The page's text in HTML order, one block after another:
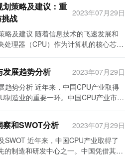
业。例如，致友科技是一家专注于人力
通过云服务的模式，为企业提供了更加
方案。同时，致友科技还充分发挥了
业提供了更全面、精准的人力资源分析
长。 总的来说，中国HR
发展布局案例研究表明，互联网和新技
因素之一。这些企业利用云计算、大
和改进，为企业提供了更加智能、高效
作关系，不断提升产品的竞争力和知名
HR管理软件产业链代表性企业取得了
一定的领先地位。未来，随着中国企
加，这些企业有望继续发挥重要作
度
先是市场需求的分析。随着人力资源管
对于高效的人力资源管理软件的需求不
的加剧，企业也需要通过HR管理软件
度，以促进企业的可持续发展。因此，
链主要由大型企业和中小企业共同组
差异化竞争来获得竞争优势。另外，
管理软件的创新和发展提供了新的机
管理软件产业链的发展提供了良好的
护等。这些政策的实施将进一步推动
管理软件提供商在市场上占有一席之
的经验和客户资源，拥有稳定的客户
能较为全面，能够满足客户的基本需
软件初创企业正在不断涌现。这些企
提供商仍然占据主导地位，但新兴企
企业通过不断推出创新功能和解决方
们通常采用云端技术，提供软件即服
源和技术，进一步推动HR管理软件行
对较低，导致市场上存在大量的同质
提供独特的价值和差异化的产品成为了
策略及建议：重
战
2023年07月29日
术的飞速发展和
处理器（CPU）作为计算机的核心芯
产业的竞争力，我认为我们应该采取
力，只有通过大规模的投入，才能推
的税收优惠政策，吸引更多资金和人才
保障。我国CPU产业应依托高校和科
展趋势分析
2023年07月29日
国CPU产业取得
制造业的重要一环。中国CPU产业市场
之一。政府采取了一系列措施，包括出
、建设CPU研发中心等，以促进中国
将为中国CPU企业提供更好的发展环
和SWOT分析
2023年07月29日
产业取得了
的制造和研发中心之一。中国凭借其庞